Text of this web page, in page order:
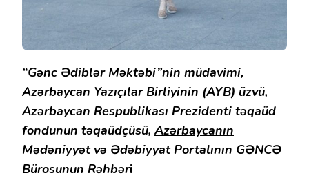
“Gənc Ədiblər Məktəbi”nin müdavimi,
Azərbaycan Yazıçılar Birliyinin (AYB) üzvü,
Azərbaycan Respublikası Prezidenti təqaüd
fondunun təqaüdçüsü, Azərbaycanın
Mədəniyyət və Ədəbiyyat Portalının GƏNCƏ
Bürosunun Rəhbəri